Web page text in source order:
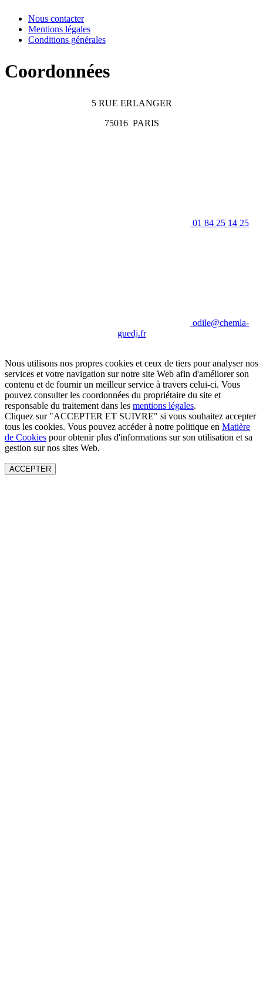
Nous contacter
Mentions légales
Conditions générales
Coordonnées
5 RUE ERLANGER
75016 PARIS
01 84 25 14 25
odile@chemla-
guedj.fr
Nous utilisons nos propres cookies et ceux de tiers pour analyser nos
services et votre navigation sur notre site Web afin d'améliorer son
contenu et de fournir un meilleur service à travers celui-ci. Vous
pouvez consulter les coordonnées du propriétaire du site et
responsable du traitement dans les mentions légales.
Cliquez sur "ACCEPTER ET SUIVRE" si vous souhaitez accepter
tous les cookies. Vous pouvez accéder à notre politique en Matière
de Cookies pour obtenir plus d'informations sur son utilisation et sa
gestion sur nos sites Web.
ACCEPTER